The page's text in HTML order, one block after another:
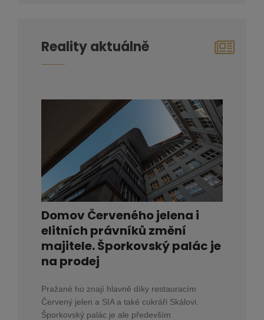
Reality aktuálně
Domov Červeného jelena i
elitních právníků změní
majitele. Šporkovský palác je
na prodej
Pražané ho znají hlavně díky restauracím
Červený jelen a SIA a také cukráři Skálovi.
Šporkovský palác je ale především